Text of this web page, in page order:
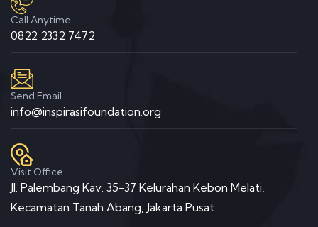
Call Anytime
0822 2332 7472
Send Email
info@inspirasifoundation.org
Visit Office
Jl. Palembang Kav. 35-37 Kelurahan Kebon Melati,
Kecamatan Tanah Abang, Jakarta Pusat